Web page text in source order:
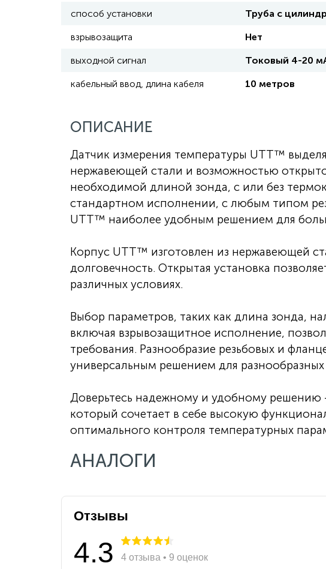
способ установки Труба с
взрывозащита Нет
выходной сигнал Токовый 4-20
кабельный ввод, длина кабеля 10 метров
ОПИСАНИЕ
Датчик измерения температуры UTT™
нержавеющей стали и возможностью
необходимой длиной зонда, с или без
стандартном исполнении, с любым типом
UTT™ наиболее удобным решением для
Корпус UTT™ изготовлен из нержавеющей
долговечность. Открытая установка
различных условиях.
Выбор параметров, таких как длина зонда,
включая взрывозащитное исполнение,
требования. Разнообразие резьбовых и
универсальным решением для
Доверьтесь надежному и удобному
который сочетает в себе высокую
оптимального контроля температурных
АНАЛОГИ
Отзывы
4.3 4 отзыва • 9 оценок